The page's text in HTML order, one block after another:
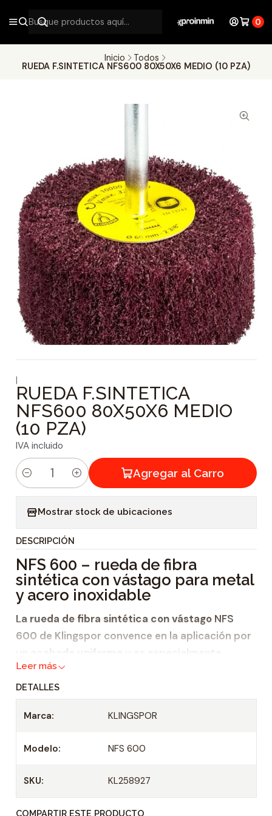
0
Inicio
Todos
RUEDA F.SINTETICA NFS600 80X50X6 MEDIO (10 PZA)
|
RUEDA F.SINTETICA
NFS600 80X50X6 MEDIO
(10 PZA)
IVA incluido
C
i
d
a
d
Agregar al Carro
Mostrar stock de ubicaciones
DESCRIPCIÓN
NFS 600 – rueda de fibra
sintética con vástago para metal
y acero inoxidable
La rueda de fibra sintética con vástagoNFS
600 de Klingspor convence en la aplicación por
acabado uniforme
y es especialmente
apropiado para lijar
metaly
acero inoxidable.
El lijado uniforme de la superficie se puede
modelo NFS 600. De esta manera, la
fibra sintética con vástagoes la herramienta
óptima paraconseguir un acabado mate o
Leer más
DETALLES
Marca: KLINGSPOR
Modelo: NFS 600
SKU: KL258927
COMPARTIR ESTE PRODUCTO